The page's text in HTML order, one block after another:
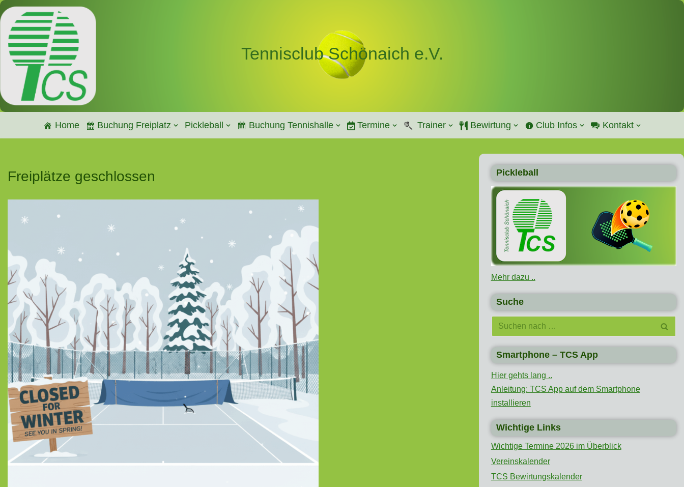
Zum
Inhalt
springen
Tennisclub Schönaich e.V.
Home Buchung Freiplatz Pickleball Buchung Tennishalle Termine Trainer Bewirtung Club Infos Kontakt
Freiplätze geschlossen Pickleball
Mehr dazu ..
Suche
Smartphone – TCS App
Hier gehts lang ..
Anleitung: TCS App auf dem Smartphone
installieren
Wichtige Links
Wichtige Termine 2026 im Überblick
Vereinskalender
TCS Bewirtungskalender